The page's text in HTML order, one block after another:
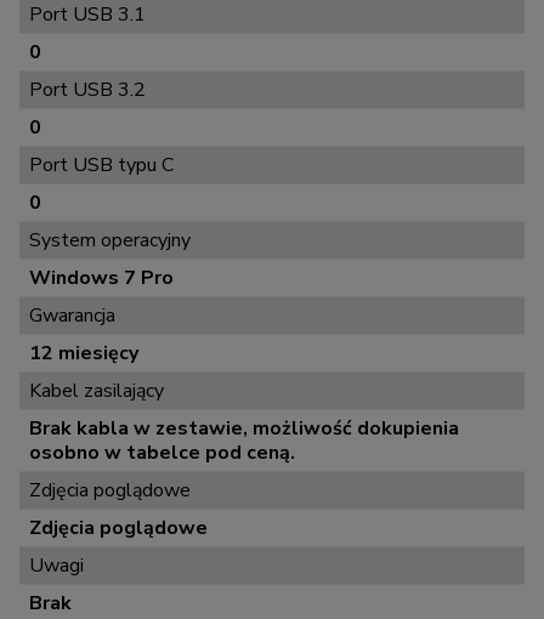
Port USB 3.1
0
Port USB 3.2
0
Port USB typu C
0
System operacyjny
Windows 7 Pro
Gwarancja
12 miesięcy
Kabel zasilający
Brak kabla w zestawie, możliwość dokupienia
osobno w tabelce pod ceną.
Zdjęcia poglądowe
Zdjęcia poglądowe
Uwagi
Brak